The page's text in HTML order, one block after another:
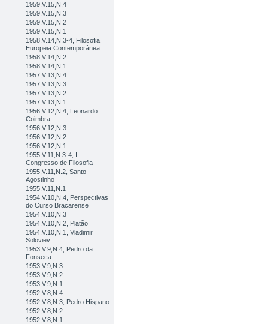
1959,V.15,N.4
1959,V.15,N.3
1959,V.15,N.2
1959,V.15,N.1
1958,V.14,N.3-4, Filosofia
Europeia Contemporânea
1958,V.14,N.2
1958,V.14,N.1
1957,V.13,N.4
1957,V.13,N.3
1957,V.13,N.2
1957,V.13,N.1
1956,V.12,N.4, Leonardo
Coimbra
1956,V.12,N.3
1956,V.12,N.2
1956,V.12,N.1
1955,V.11,N.3-4, I
Congresso de Filosofia
1955,V.11,N.2, Santo
Agostinho
1955,V.11,N.1
1954,V.10,N.4, Perspectivas
do Curso Bracarense
1954,V.10,N.3
1954,V.10,N.2, Platão
1954,V.10,N.1, Vladimir
Soloviev
1953,V.9,N.4, Pedro da
Fonseca
1953,V.9,N.3
1953,V.9,N.2
1953,V.9,N.1
1952,V.8,N.4
1952,V.8,N.3, Pedro Hispano
1952,V.8,N.2
1952,V.8,N.1